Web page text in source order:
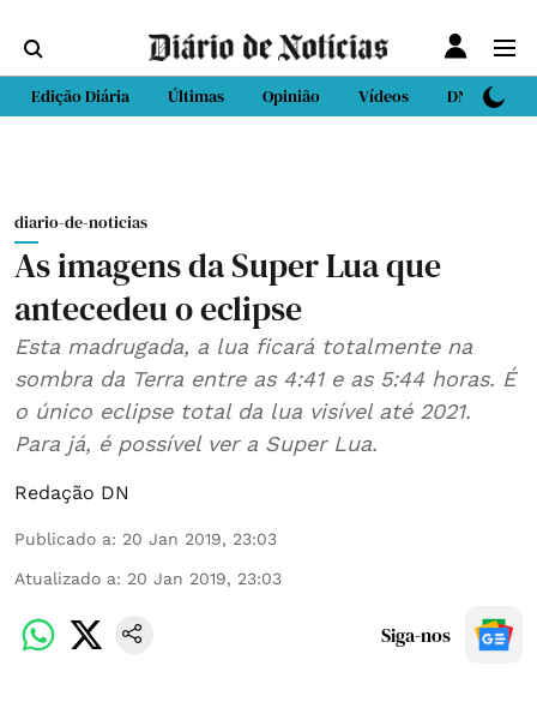
Edição Diária Últimas Opinião Vídeos DN Sport
diario-de-noticias
As imagens da Super Lua que
antecedeu o eclipse
Esta madrugada, a lua ficará totalmente na
sombra da Terra entre as 4:41 e as 5:44 horas. É
o único eclipse total da lua visível até 2021.
Para já, é possível ver a Super Lua.
Redação DN
Publicado a: 20 Jan 2019, 23:03
Atualizado a: 20 Jan 2019, 23:03
Siga-nos